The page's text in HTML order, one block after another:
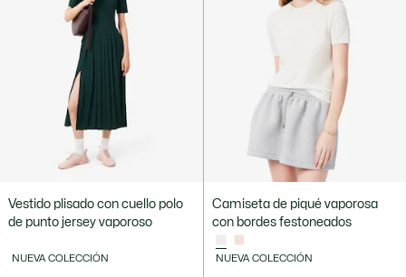
Vestido plisado con cuello polo
de punto jersey vaporoso
NUEVA COLECCIÓN
Camiseta de piqué vaporosa
con bordes festoneados
NUEVA COLECCIÓN